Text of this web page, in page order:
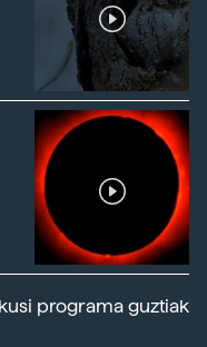
programa guztiak